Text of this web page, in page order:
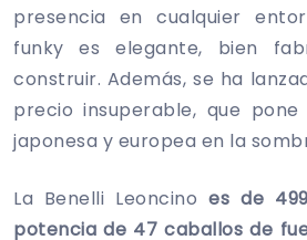
presencia en cualquier
funky es elegante, bien
construir. Además, se ha
precio insuperable, que
japonesa y europea en la
La Benelli Leoncinoes de
potencia de 47 caballos de